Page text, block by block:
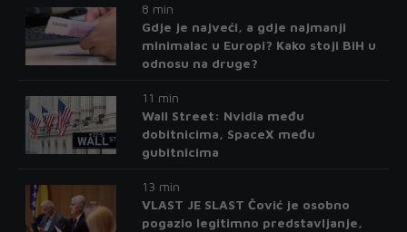
8 min
Gdje je najveći, a gdje najmanji
minimalac u Europi? Kako stoji BiH u
odnosu na druge?
11 min
Wall Street: Nvidia među
dobitnicima, SpaceX među
gubitnicima
13 min
VLAST JE SLAST Čović je osobno
pogazio legitimno predstavljanje,